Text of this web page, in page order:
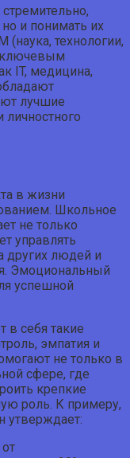
и понимать их
(наука, технологии,
ключевым
IT, медицина,
лучшие
личностного
в жизни
Школьное
не только
управлять
других людей и
Эмоциональный
успешной
в себя такие
эмпатия и
не только в
сфере, где
крепкие
роль. К примеру,
утверждает: